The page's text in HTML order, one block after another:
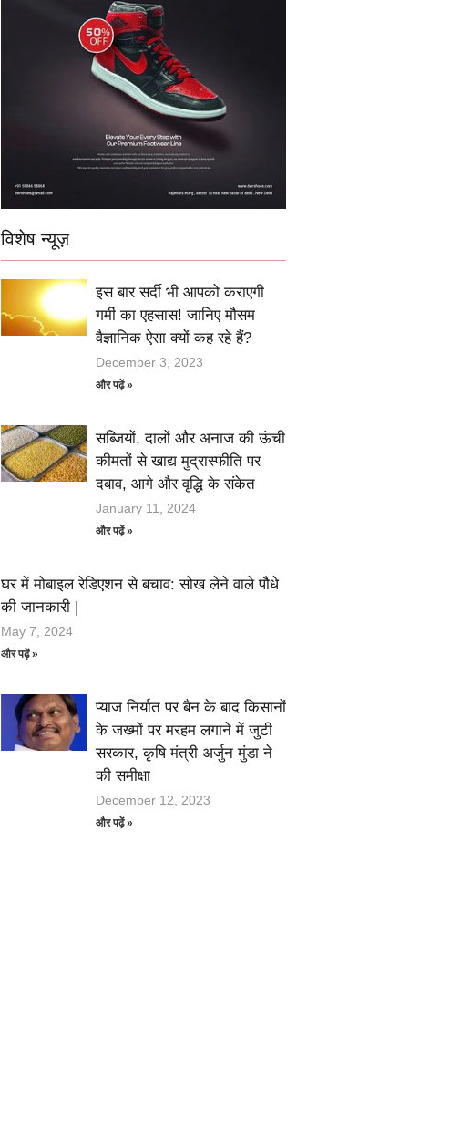
विशेष न्यूज़
इस बार सर्दी भी आपको कराएगी
गर्मी का एहसास! जानिए मौसम
वैज्ञानिक ऐसा क्यों कह रहे हैं?
December 3, 2023
और पढ़ें »
सब्जियों, दालों और अनाज की ऊंची
कीमतों से खाद्य मुद्रास्फीति पर
दबाव, आगे और वृद्धि के संकेत
January 11, 2024
और पढ़ें »
घर में मोबाइल रेडिएशन से बचाव: सोख लेने वाले पौधे
की जानकारी |
May 7, 2024
और पढ़ें »
प्याज निर्यात पर बैन के बाद किसानों
के जख्मों पर मरहम लगाने में जुटी
सरकार, कृषि मंत्री अर्जुन मुंडा ने
की समीक्षा
December 12, 2023
और पढ़ें »